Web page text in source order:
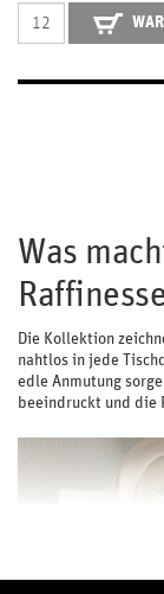
Was
Die Kollektion
nahtlos in jede
edle Anmutung
beeindruckt und die